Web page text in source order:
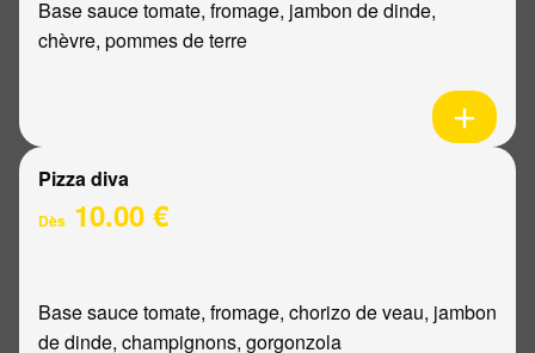
Base sauce tomate, fromage, jambon de dinde,
chèvre, pommes de terre
Pizza diva
Dès 10.00 €
Base sauce tomate, fromage, chorizo de veau, jambon
de dinde, champignons, gorgonzola